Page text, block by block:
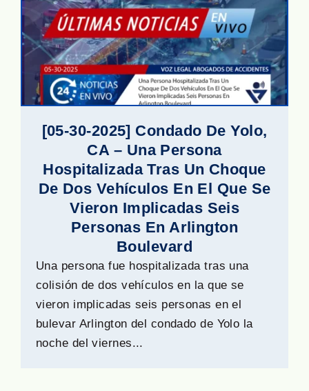
[05-30-2025] Condado De Yolo,
CA – Una Persona
Hospitalizada Tras Un Choque
De Dos Vehículos En El Que Se
Vieron Implicadas Seis
Personas En Arlington
Boulevard
Una persona fue hospitalizada tras una
colisión de dos vehículos en la que se
vieron implicadas seis personas en el
bulevar Arlington del condado de Yolo la
noche del viernes...